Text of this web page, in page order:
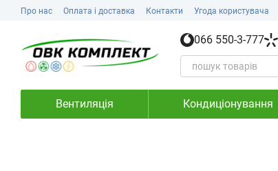
Перейти до основного контенту
Про нас Оплата і доставка Контакти Угода користувача
066 550-3-777
Вентиляція Кондиціонування